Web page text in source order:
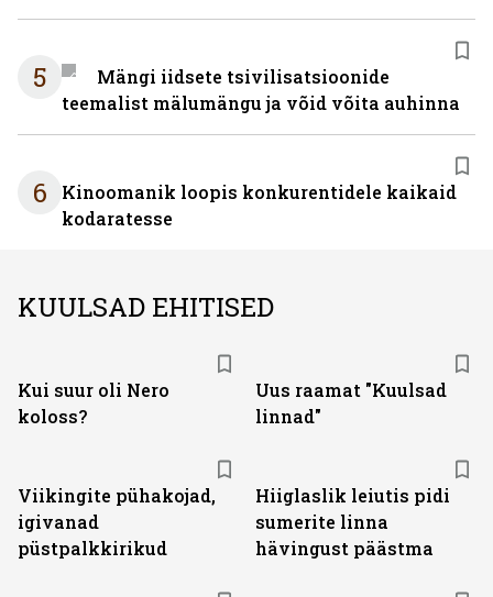
5
Mängi iidsete tsivilisatsioonide
teemalist mälumängu ja võid võita auhinna
6
Kinoomanik loopis konkurentidele kaikaid
kodaratesse
KUULSAD EHITISED
Kui suur oli Nero
koloss?
Uus raamat "Kuulsad
linnad"
Viikingite pühakojad,
igivanad
püstpalkkirikud
Hiiglaslik leiutis pidi
sumerite linna
hävingust päästma